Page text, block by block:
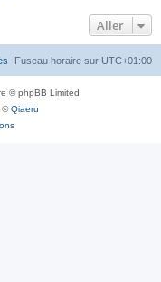
Aller
Fuseau horaire sur UTC+01:00
© phpBB Limited
©Qiaeru